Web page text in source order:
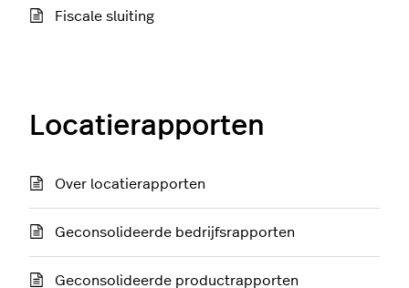
Fiscale sluiting
Locatierapporten
Over locatierapporten
Geconsolideerde bedrijfsrapporten
Geconsolideerde productrapporten